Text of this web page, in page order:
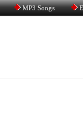
MP3 Songs